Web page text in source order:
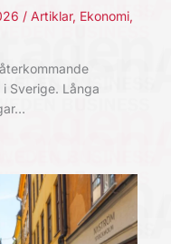
/ Artiklar, Ekonomi,
Sverige. Långa